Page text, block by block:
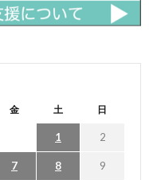
金 土 日
1 2
7 8 9